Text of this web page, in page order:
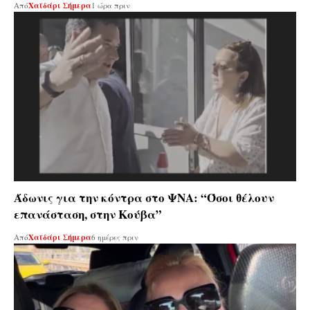
ΑπόΧαϊδάρι Σήμερα 1 ώρα πριν
Άδωνις για την κόντρα στο ΨΝΑ: “Όσοι θέλουν
επανάσταση, στην Κούβα”
ΑπόΧαϊδάρι Σήμερα6 ημέρες πριν